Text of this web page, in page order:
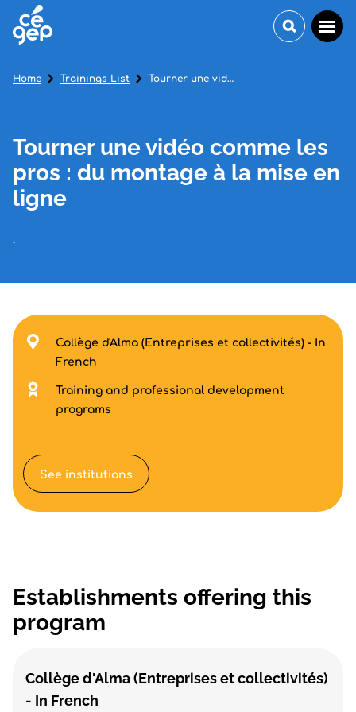
Tourner une vidéo comme les
pros : du montage à la mise en
ligne
.
Home Trainings List Tourner une vidéo comme les pros : du montage à la mise en ligne
Collège d'Alma (Entreprises et collectivités) - In
French
Training and professional development
programs
See institutions
Establishments offering this
program
Collège d'Alma (Entreprises et collectivités)
- In French